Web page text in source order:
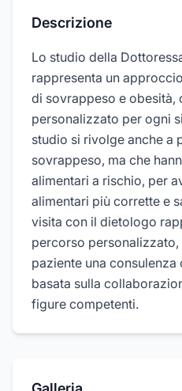
Descrizione
Lo studio della
rappresenta un
di sovrappeso e obesità,
personalizzato per ogni
studio si rivolge anche a
sovrappeso, ma che
alimentari a rischio, per
alimentari più corrette e
visita con il dietologo
percorso
paziente una
basata sulla
figure competenti.